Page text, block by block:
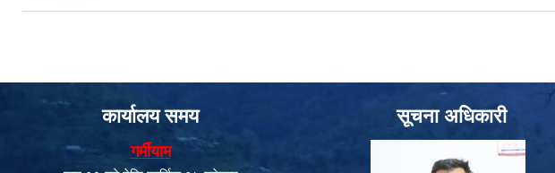
कार्यालय समय
गर्मीयाम
सूचना अधिकारी